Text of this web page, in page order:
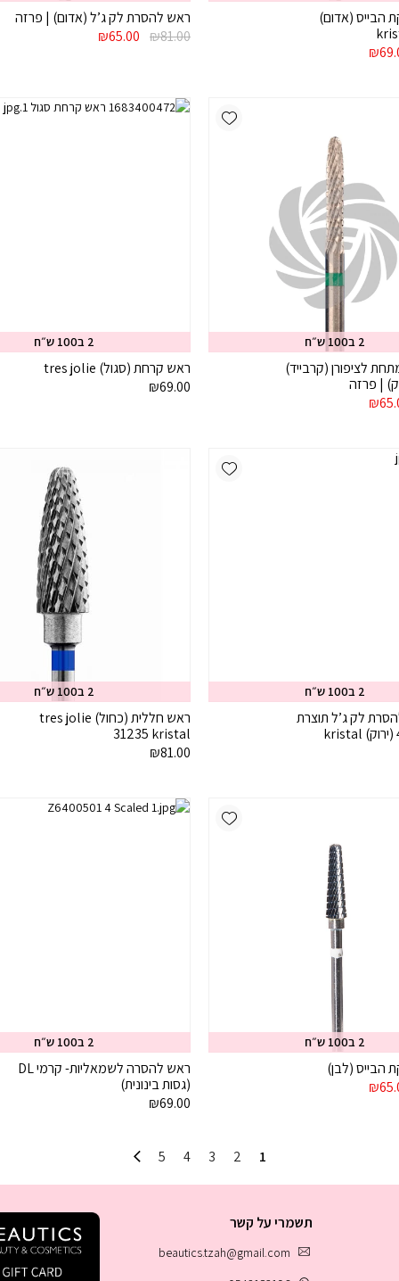
הבייס (אדום)
₪
ראש להסרת לק ג’ל (אדום) | פרזה
₪81.00
המחיר ₪65.00
Add wishlist
2 ב100 ש״ח
לציפורן (קרבייד)
₪
2 ב100 ש״ח
ראש קרחת (סגול) tres jolie
₪69.00
Add wishlist
2 ב100 ש״ח
לק ג’ל תוצרת
2 ב100 ש״ח
ראש חללית (כחול) tres jolie
31235 kristal
₪81.00
Add wishlist
2 ב100 ש״ח
הבייס (לבן)
₪
2 ב100 ש״ח
ראש להסרה לשמאליות- קרמי DL
(גסות בינונית)
₪69.00
1
2
3
4
5
תשמרי על קשר
beautics.tzah@gmail.com